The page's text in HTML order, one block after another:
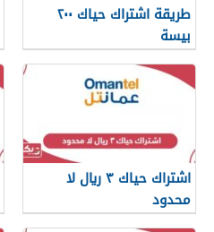
طريقة اشتراك حياك ٢٠٠
بيسة
اشتراك حياك ٣ ريال لا
محدود